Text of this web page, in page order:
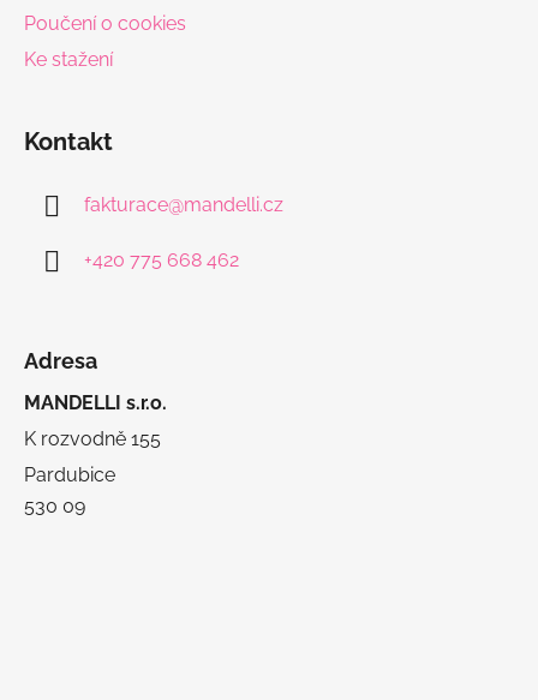
Poučení o cookies
Ke stažení
Kontakt
fakturace@mandelli.cz
+420 775 668 462
Adresa
MANDELLI s.r.o.
K rozvodně 155
Pardubice
530 09